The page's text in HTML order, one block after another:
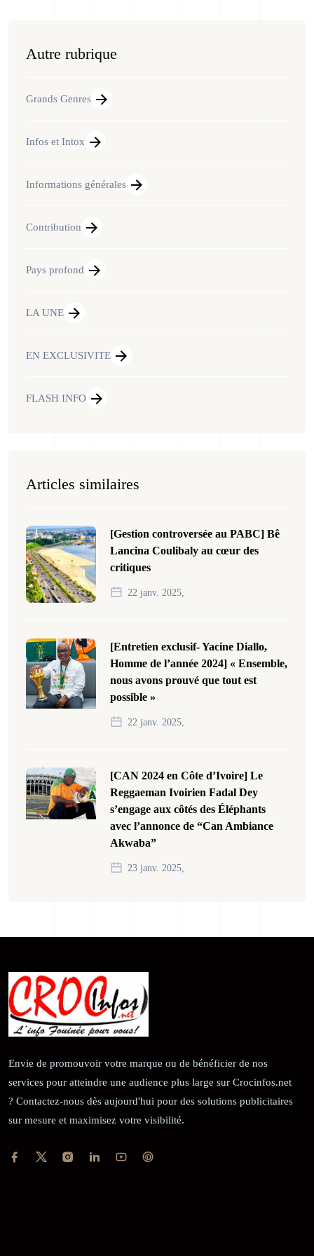
Autre rubrique
Grands Genres
Infos et Intox
Informations générales
Contribution
Pays profond
LA UNE
EN EXCLUSIVITE
FLASH INFO
Articles similaires
[Gestion controversée au PABC] Bê
Lancina Coulibaly au cœur des
critiques
22 janv. 2025,
[Entretien exclusif- Yacine Diallo,
Homme de l’année 2024] « Ensemble,
nous avons prouvé que tout est
possible »
22 janv. 2025,
[CAN 2024 en Côte d’Ivoire] Le
Reggaeman Ivoirien Fadal Dey
s’engage aux côtés des Éléphants
avec l’annonce de “Can Ambiance
Akwaba”
23 janv. 2025,
Envie de promouvoir votre marque ou de bénéficier de nos
services pour atteindre une audience plus large sur Crocinfos.net
? Contactez-nous dès aujourd'hui pour des solutions publicitaires
sur mesure et maximisez votre visibilité.